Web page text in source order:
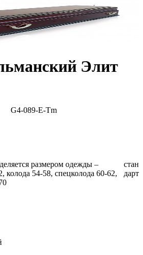
Элит
G4-089-E-Tm
размером одежды –
колода 54-58, спецколода 60-62,
стан
дарт